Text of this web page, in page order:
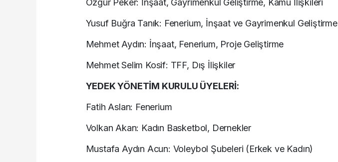
Yusuf Buğra Tanık: Fenerium, İnşaat ve Gayrimenkul Geliştirme
Mehmet Aydın: İnşaat, Fenerium, Proje Geliştirme
Mehmet Selim Kosif: TFF, Dış İlişkiler
YEDEK YÖNETİM KURULU ÜYELERİ:
Fatih Aslan: Fenerium
Volkan Akan: Kadın Basketbol, Dernekler
Mustafa Aydın Acun: Voleybol Şubeleri (Erkek ve Kadın)